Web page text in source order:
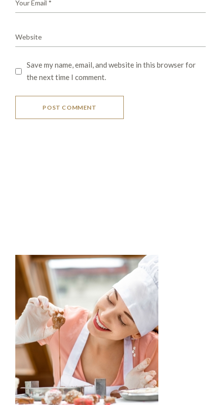
Save my name, email, and website in this browser for
the next time I comment.
POST COMMENT